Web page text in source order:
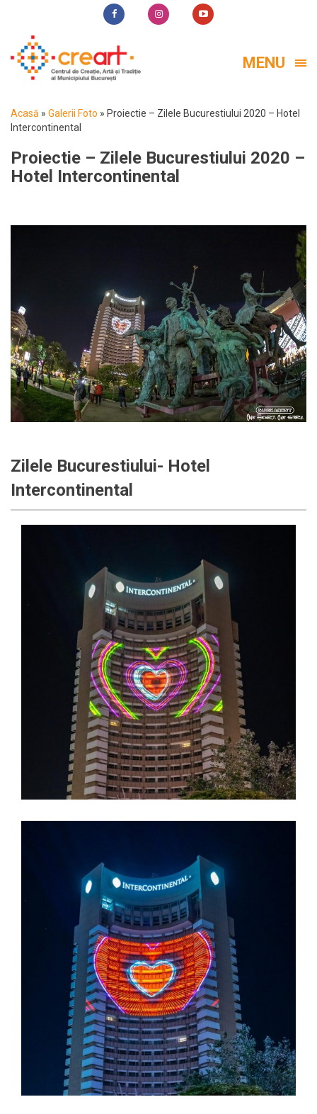
MENU
Acasă » Galerii Foto » Proiectie – Zilele Bucurestiului 2020 – Hotel
Intercontinental
Proiectie – Zilele Bucurestiului 2020 –
Hotel Intercontinental
Zilele Bucurestiului- Hotel
Intercontinental